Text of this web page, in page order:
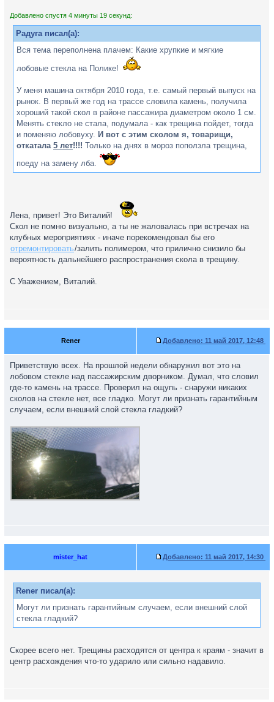
Добавлено спустя 4 минуты 19 секунд:
Радуга писал(а):
Вся тема переполнена плачем: Какие хрупкие и мягкие
лобовые стекла на Полике!
У меня машина октября 2010 года, т.е. самый первый выпуск на
рынок. В первый же год на трассе словила камень, получила
хороший такой скол в районе пассажира диаметром около 1 см.
Менять стекло не стала, подумала - как трещина пойдет, тогда
и поменяю лобовуху. И вот с этим сколом я, товарищи,
откатала 5 лет!!!! Только на днях в мороз поползла трещина,
поеду на замену лба.
Лена, привет! Это Виталий!
Скол не помню визуально, а ты не жаловалась при встречах на
клубных мероприятиях - иначе порекомендовал бы его
отремонтировать/залить полимером, что прилично снизило бы
вероятность дальнейшего распространения скола в трещину.
С Уважением, Виталий.
Rener Добавлено: 11 май 2017, 12:48
Приветствую всех. На прошлой недели обнаружил вот это на
лобовом стекле над пассажирским дворником. Думал, что словил
где-то камень на трассе. Проверил на ощупь - снаружи никаких
сколов на стекле нет, все гладко. Могут ли признать гарантийным
случаем, если внешний слой стекла гладкий?
mister_hat Добавлено: 11 май 2017, 14:30
Rener писал(а):
Могут ли признать гарантийным случаем, если внешний слой
стекла гладкий?
Скорее всего нет. Трещины расходятся от центра к краям - значит в
центр расхождения что-то ударило или сильно надавило.